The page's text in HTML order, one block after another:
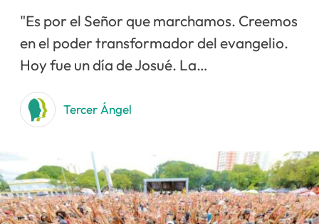
"Es por el Señor que marchamos. Creemos
en el poder transformador del evangelio.
Hoy fue un día de Josué. La…
Tercer Ángel